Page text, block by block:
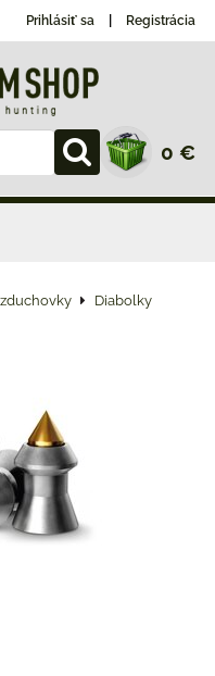
Prihlásiť sa Registrácia
0 €
Diabolky